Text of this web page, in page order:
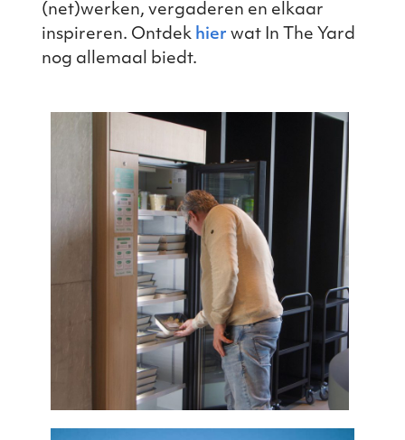
(net)werken, vergaderen en elkaar
inspireren. Ontdek hier wat In The Yard
nog allemaal biedt.